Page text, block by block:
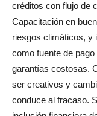
créditos con flujo de
Capacitación en
riesgos climáticos, y
como fuente de
garantías costosas.
ser creativos y
conduce al fracaso.